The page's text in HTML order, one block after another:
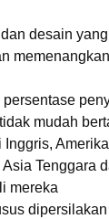
desain
mudah
Tenggara
mereka
dipersilakan